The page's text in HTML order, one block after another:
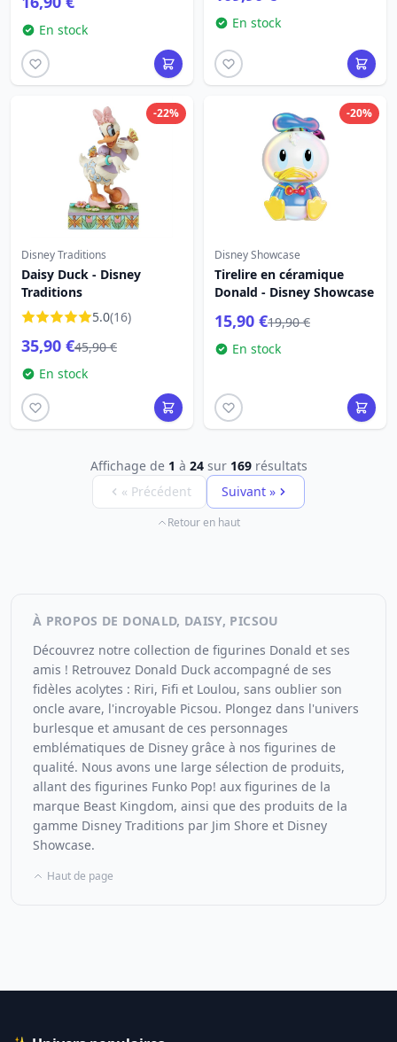
En stock En stock
-22%
Disney Traditions
Daisy Duck - Disney
Traditions
5.0(16)
35,90 €45,90 €
En stock
-20%
Disney Showcase
Tirelire en céramique
Donald - Disney Showcase
15,90 €19,90 €
En stock
Affichage de 1 à 24sur 169résultats
« Précédent
Suivant »
Retour en haut
À PROPOS DE DONALD, DAISY, PICSOU
Découvrez notre collection de figurines Donald et ses
amis ! Retrouvez Donald Duck accompagné de ses
fidèles acolytes : Riri, Fifi et Loulou, sans oublier son
oncle avare, l'incroyable Picsou. Plongez dans l'univers
burlesque et amusant de ces personnages
emblématiques de Disney grâce à nos figurines de
qualité. Nous avons une large sélection de produits,
allant des figurines Funko Pop! aux figurines de la
marque Beast Kingdom, ainsi que des produits de la
gamme Disney Traditions par Jim Shore et Disney
Showcase.
Haut de page